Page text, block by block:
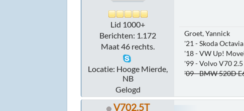
Lid 1000+
Berichten: 1.172
Maat 46 rechts.
Locatie: Hooge Mierde,
NB
Gelogd
Groet, Yannick
'21 - Skoda
'18 - VW Up!
'99 - Volvo V70
'09 - BMW 520D
V702.5T